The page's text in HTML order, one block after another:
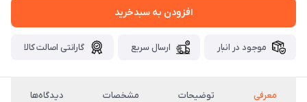
افزودن به سبدخرید
موجود در انبار ارسال سریع گارانتی اصالت کالا
معرفی توضیحات مشخصات دیدگاه‌ها